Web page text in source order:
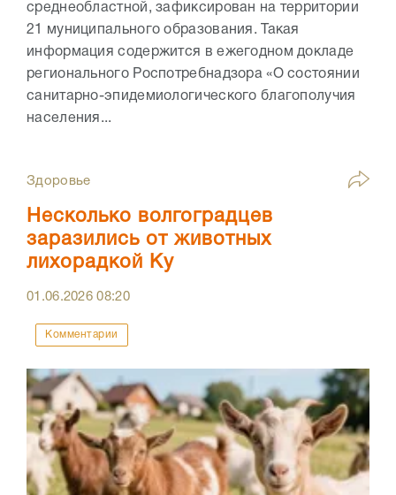
среднеобластной, зафиксирован на территории
21 муниципального образования. Такая
информация содержится в ежегодном докладе
регионального Роспотребнадзора «О состоянии
санитарно-эпидемиологического благополучия
населения...
Здоровье
Несколько волгоградцев
заразились от животных
лихорадкой Ку
01.06.202608:20
Комментарии